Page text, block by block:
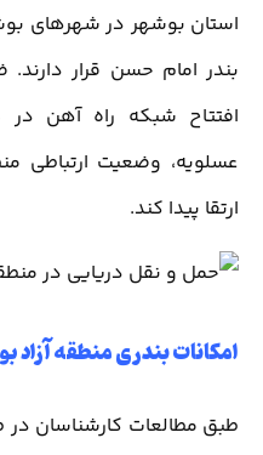
استان بوشهر در شهرهای
بندر امام حسن قرار
افتتاح شبکه راه آهن
عسلویه، وضعیت ارتباطی
ارتقا پیدا کند.
امکانات بندری منطقه آزاد
طبق مطالعات کارشناسان در